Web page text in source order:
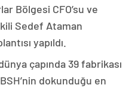
Bölgesi CFO’su ve
Sedef Ataman
yapıldı.
çapında 39 fabrikası
dokunduğu en